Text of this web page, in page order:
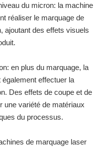
du micron: la machine
réaliser le marquage de
ajoutant des effets visuels
en plus du marquage, la
effectuer la
Des effets de coupe et de
une variété de matériaux
du processus.
de marquage laser